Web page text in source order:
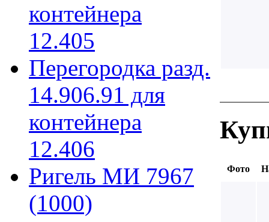
контейнера
12.405
Перегородка разд.
14.906.91 для
контейнера
12.406
Ригель МИ 7967
(1000)
Фото